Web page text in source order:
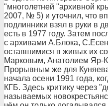
"многолетней "архивной
2007, № 5) и уточнил, что
подлинники взял в руки в
есть в 1977 году. Затем
с архивами А.Блока,
оставшимися в живых их
Марковым, Анатолием Яр-
Прорывным же для
начала осени 1991 года,
КГБ. Здесь критику через
называемых